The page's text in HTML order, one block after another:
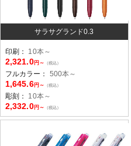
サラサグランド0.3
印刷： 10本～
2,321.0円～ （税込）
フルカラー： 500本～
1,645.6円～ （税込）
彫刻： 10本～
2,332.0円～ （税込）